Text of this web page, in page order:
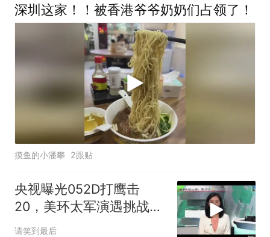
深圳这家！！被香港爷爷奶奶们占领了！
摸鱼的小潘攀 2跟贴
央视曝光052D打鹰击
20，美环太军演遇挑战！
香港新闻报道
请笑到最后